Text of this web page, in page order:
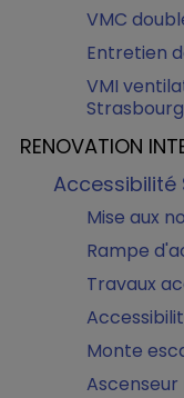
VMC
Entretien
VMI
Strasbourg
RENOVATION
Mise aux
Rampe
Travaux
Monte